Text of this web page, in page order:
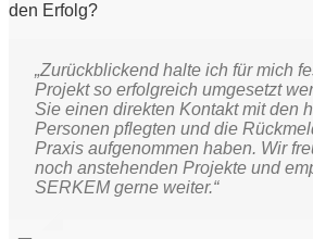
den Erfolg?
„Zurückblickend halte ich für mich
Projekt so erfolgreich umgesetzt
Sie einen direkten Kontakt mit den
Personen pflegten und die
Praxis aufgenommen haben. Wir
noch anstehenden Projekte und
SERKEM gerne weiter.“